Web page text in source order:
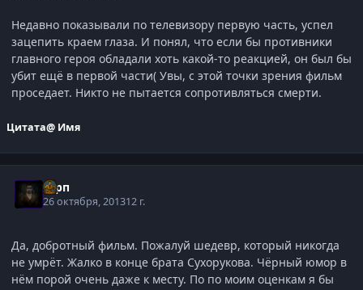
Недавно показывали по телевизору первую часть, успел
зацепить краем глаза. И понял, что если бы противники
главного героя обладали хоть какой-то реакцией, он был бы
убит ещё в первой части( Увы, с этой точки зрения фильм
проседает. Никто не пытается сопротивляться смерти.
Цитата@ Имя
Гарп
26 октября, 201312 г.
Да, добротный фильм. Пожалуй шедевр, который никогда
не умрёт. Жалко в конце брата Сухорукова. Чёрный юмор в
нём порой очень даже к месту. По по моим оценкам я бы